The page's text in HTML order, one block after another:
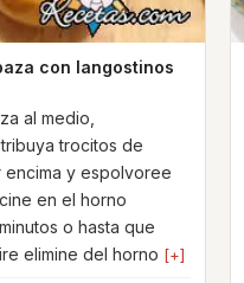
con langostinos
al medio,
trocitos de
encima y espolvoree
en el horno
o hasta que
elimine del horno [+]